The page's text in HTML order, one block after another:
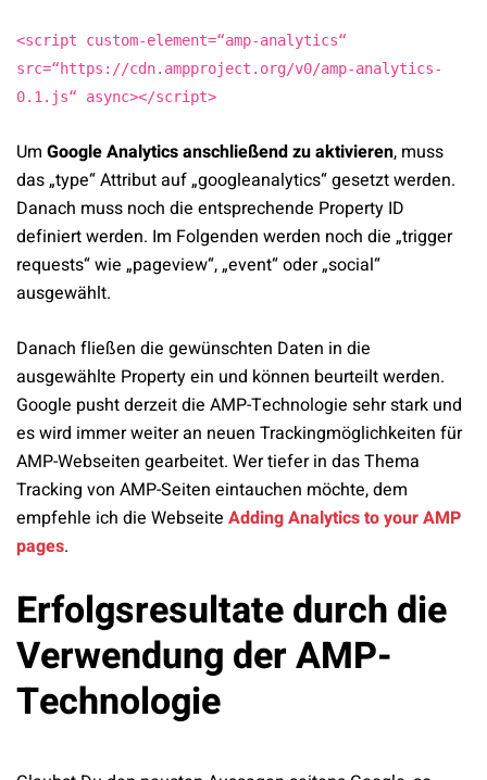
<script custom-element=“amp-analytics“
src=“https://cdn.ampproject.org/v0/amp-analytics-
0.1.js“ async></script>
Um Google Analytics anschließend zu aktivieren, muss
das „type“ Attribut auf „googleanalytics“ gesetzt werden.
Danach muss noch die entsprechende Property ID
definiert werden. Im Folgenden werden noch die „trigger
requests“ wie „pageview“, „event“ oder „social“
ausgewählt.
Danach fließen die gewünschten Daten in die
ausgewählte Property ein und können beurteilt werden.
Google pusht derzeit die AMP-Technologie sehr stark und
es wird immer weiter an neuen Trackingmöglichkeiten für
AMP-Webseiten gearbeitet. Wer tiefer in das Thema
Tracking von AMP-Seiten eintauchen möchte, dem
empfehle ich die Webseite Adding Analytics to your AMP
pages.
Erfolgsresultate durch die
Verwendung der AMP-
Technologie